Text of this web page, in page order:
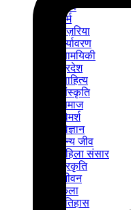
कृषि
धर्म
नज़रिया
पर्यावरण
सामयिकी
प्रदेश
साहित्य
संस्कृति
समाज
विमर्श
विज्ञान
वन्य जीव
महिला संसार
प्रकृति
जीवन
कला
इतिहास